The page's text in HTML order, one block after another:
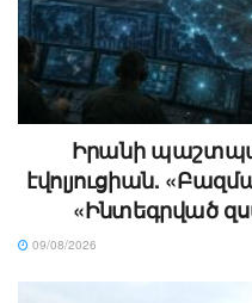
Իրանի
էվոլյուցիան.
«Ինտեգրված
09/08/2026